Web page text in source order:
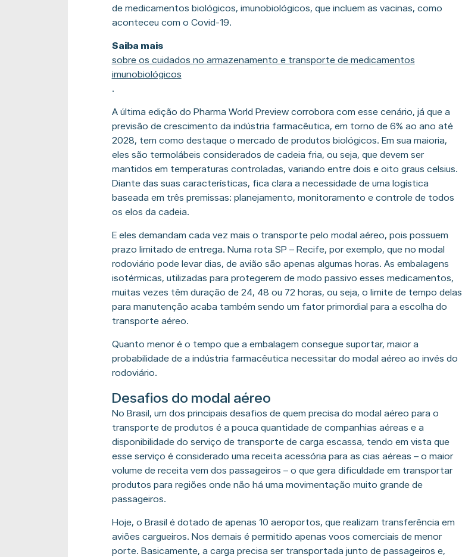
de medicamentos biológicos, imunobiológicos, que incluem as vacinas, como
aconteceu com o Covid-19.
Saiba mais
sobre os cuidados no armazenamento e transporte de medicamentos
imunobiológicos
.
A última edição do Pharma World Preview corrobora com esse cenário, já que a
previsão de crescimento da indústria farmacêutica, em torno de 6% ao ano até
2028, tem como destaque o mercado de produtos biológicos. Em sua maioria,
eles são termolábeis considerados de cadeia fria, ou seja, que devem ser
mantidos em temperaturas controladas, variando entre dois e oito graus celsius.
Diante das suas características, fica clara a necessidade de uma logística
baseada em três premissas: planejamento, monitoramento e controle de todos
os elos da cadeia.
E eles demandam cada vez mais o transporte pelo modal aéreo, pois possuem
prazo limitado de entrega. Numa rota SP – Recife, por exemplo, que no modal
rodoviário pode levar dias, de avião são apenas algumas horas. As embalagens
isotérmicas, utilizadas para protegerem de modo passivo esses medicamentos,
muitas vezes têm duração de 24, 48 ou 72 horas, ou seja, o limite de tempo delas
para manutenção acaba também sendo um fator primordial para a escolha do
transporte aéreo.
Quanto menor é o tempo que a embalagem consegue suportar, maior a
probabilidade de a indústria farmacêutica necessitar do modal aéreo ao invés do
rodoviário.
Desafios do modal aéreo
No Brasil, um dos principais desafios de quem precisa do modal aéreo para o
transporte de produtos é a pouca quantidade de companhias aéreas e a
disponibilidade do serviço de transporte de carga escassa, tendo em vista que
esse serviço é considerado uma receita acessória para as cias aéreas – o maior
volume de receita vem dos passageiros – o que gera dificuldade em transportar
produtos para regiões onde não há uma movimentação muito grande de
passageiros.
Hoje, o Brasil é dotado de apenas 10 aeroportos, que realizam transferência em
aviões cargueiros. Nos demais é permitido apenas voos comerciais de menor
porte. Basicamente, a carga precisa ser transportada junto de passageiros e,